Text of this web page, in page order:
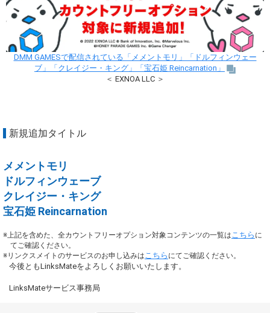
DMM GAMESで配信されている「メメントモリ」「ドルフィンウェー
ブ」「クレイジー・キング」「宝石姫 Reincarnation」
＜ EXNOA LLC ＞
新規追加タイトル
メメントモリ
ドルフィンウェーブ
クレイジー・キング
宝石姫 Reincarnation
上記を含めた、全カウントフリーオプション対象コンテンツの一覧はこちら に
てご確認ください。
リンクスメイトのサービスのお申し込みはこちら にてご確認ください。
今後ともLinksMateをよろしくお願いいたします。
LinksMateサービス事務局